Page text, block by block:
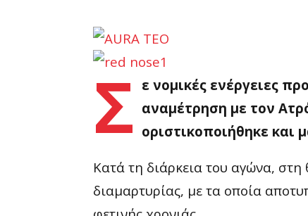
Σ ε νομικές ενέργειες
αναμέτρηση με τον
οριστικοποιήθηκε και
Κατά τη διάρκεια του αγώνα,
διαμαρτυρίας, με τα οποία